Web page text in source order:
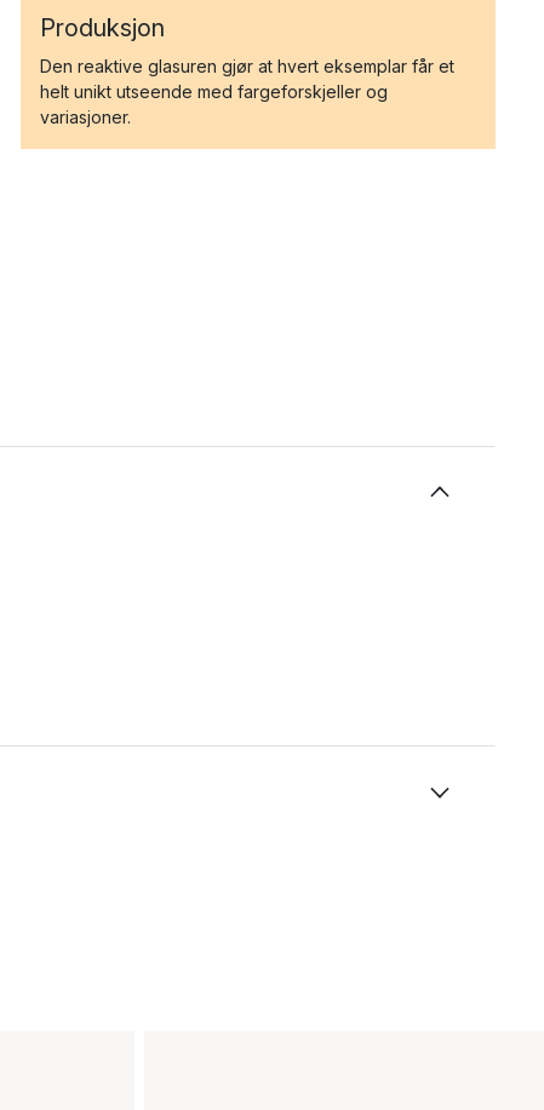
Produksjon
Den reaktive glasuren gjør at hvert eksemplar får et
helt unikt utseende med fargeforskjeller og
variasjoner.